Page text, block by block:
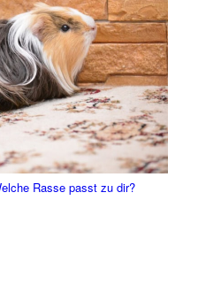
Rasse passt zu dir?